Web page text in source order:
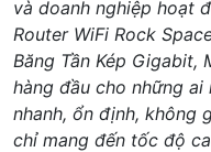
và doanh nghiệp hoạt
Router WiFi Rock
Băng Tần Kép Gigabit,
hàng đầu cho những
nhanh, ổn định, không
chỉ mang đến tốc độ